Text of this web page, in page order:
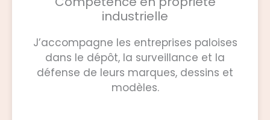
industrielle
J’accompagne les entreprises paloises
dans le dépôt, la surveillance et la
défense de leurs marques, dessins et
modèles.